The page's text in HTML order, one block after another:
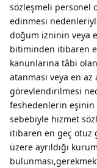
sözleşmeli personel
edinmesi
doğum izninin veya
bitiminden itibaren
kanunlarına tâbi
atanması veya en
görevlendirilmesi
feshedenlerin
sebebiyle hizmet
itibaren en geç otuz
üzere ayrıldığı